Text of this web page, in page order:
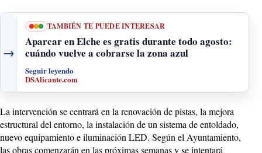
→
TAMBIÉN TE PUEDE INTERESAR
Aparcar en Elche es gratis durante todo agosto:
cuándo vuelve a cobrarse la zona azul
Seguir leyendo
DSAlicante.com
La intervención se centrará en la renovación de pistas, la mejora
estructural del entorno, la instalación de un sistema de entoldado,
nuevo equipamiento e iluminación LED. Según el Ayuntamiento,
las obras comenzarán en las próximas semanas y se intentará